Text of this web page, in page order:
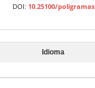
DOI: 10.25100/poligramas
Idioma